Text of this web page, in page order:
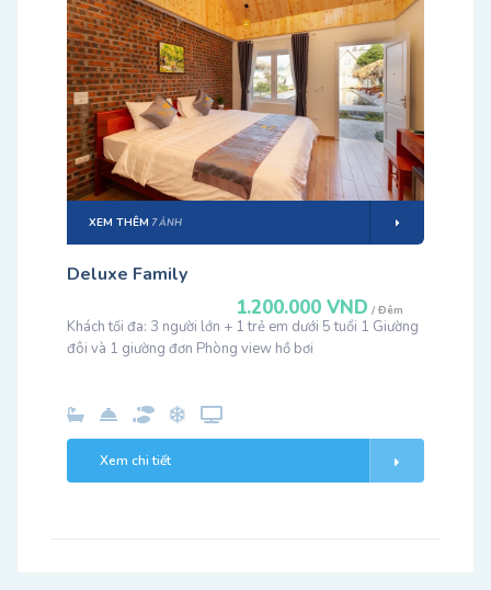
XEM THÊM 7 ẢNH
Deluxe Family
1.200.000 VND / Đêm
Khách tối đa: 3 người lớn + 1 trẻ em dưới 5 tuổi 1 Giường
đôi và 1 giường đơn Phòng view hồ bơi
Xem chi tiết